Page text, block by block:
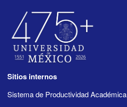
Sitios internos
Sistema de Productividad Académica